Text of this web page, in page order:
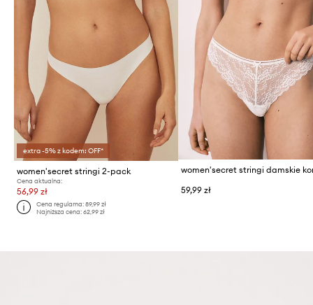
extra -5% z kodem: OFF*
women'secret stringi 2-pack
Cena aktualna:
56,99 zł
Cena regularna:89,99 zł
Najniższa cena:62,99 zł
59,99 zł